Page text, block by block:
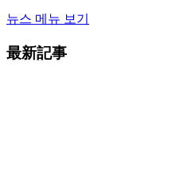
뉴스 메뉴 보기
最新記事